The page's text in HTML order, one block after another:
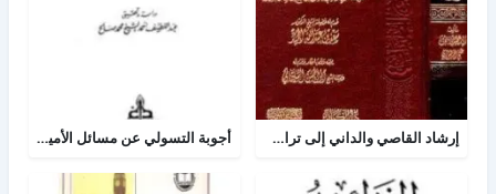
إرشاد القاصي والداني إلى تراجم شيوخ الطبراني أجوبة التسولي عن مسائل الأمير عبد القادر في الجهاد